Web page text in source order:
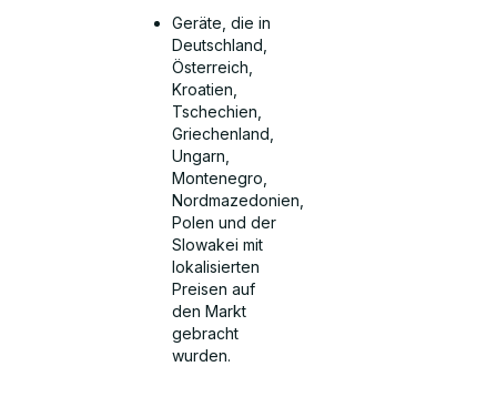
Geräte, die in
Deutschland,
Österreich,
Kroatien,
Tschechien,
Griechenland,
Ungarn,
Montenegro,
Nordmazedonien,
Polen und der
Slowakei mit
lokalisierten
Preisen auf
den Markt
gebracht
wurden.